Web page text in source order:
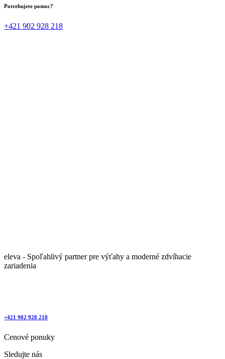
Potrebujete pomoc?
+421 902 928 218
eleva - Spoľahlivý partner pre výťahy a moderné zdvíhacie
zariadenia
+421 902 928 218
Cenové ponuky
Sledujte nás